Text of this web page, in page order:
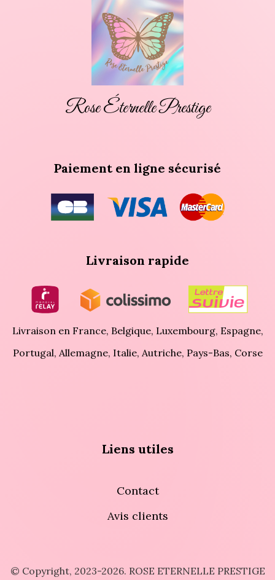
Rose Éternelle Prestige
Paiement en ligne sécurisé
Livraison rapide
Livraison en France, Belgique, Luxembourg, Espagne,
Portugal, Allemagne, Italie, Autriche, Pays-Bas, Corse
Liens utiles
Contact
Avis clients
© Copyright, 2023-2026. ROSE ETERNELLE PRESTIGE